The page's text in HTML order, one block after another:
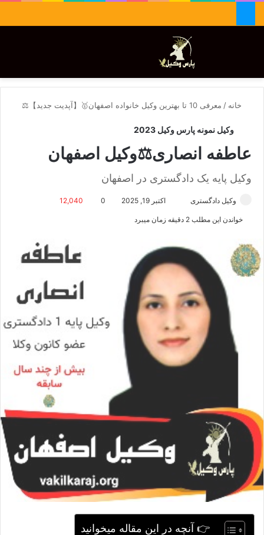
تغییر پوسته
خانه / معرفی 10 تا بهترین وکیل خانواده اصفهان🥇【آپدیت جدید】⚖️
وکیل نمونه پارس وکیل 2023
عاطفه انصاری⚖️وکیل اصفهان
وکیل پایه یک دادگستری در اصفهان
وکیل دادگستری
ا
م
ل
اکتبر 19, 2025 0
12,040
خواندن این مطلب 2 دقیقه زمان میبرد
👉 آنچه در این مقاله میخوانید